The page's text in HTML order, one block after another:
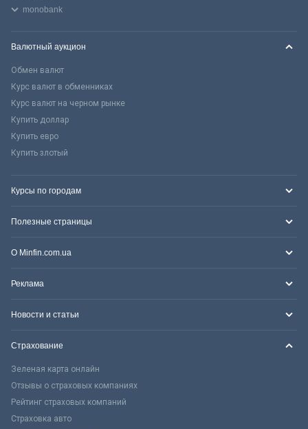
monobank
Валютный аукцион
Обмен валют
Курс валют в обменниках
Курс валют на черном рынке
Купить доллар
Купить евро
Купить злотый
Курсы по городам
Полезные страницы
О Minfin.com.ua
Реклама
Новости и статьи
Страхование
Зеленая карта онлайн
Отзывы о страховых компаниях
Рейтинг страховых компаний
Страховка авто